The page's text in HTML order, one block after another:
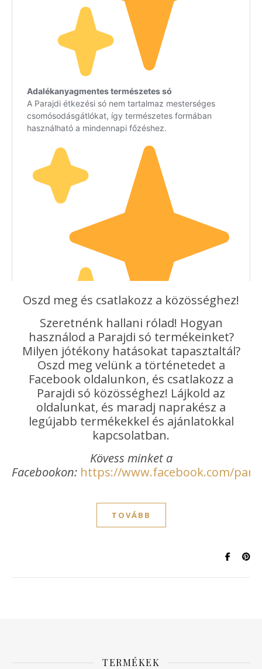
Oszd meg és csatlakozz a közösséghez!
Szeretnénk hallani rólad! Hogyan
használod a Parajdi só termékeinket?
Milyen jótékony hatásokat tapasztaltál?
Oszd meg velünk a történetedet a
Facebook oldalunkon, és csatlakozz a
Parajdi só közösséghez! Lájkold az
oldalunkat, és maradj naprakész a
legújabb termékekkel és ajánlatokkal
kapcsolatban.
Kövess minket a
Facebookon: https://www.facebook.com/
TOVÁBB
TERMÉKEK